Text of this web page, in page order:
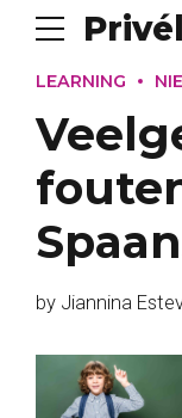
LEARNING
by Jiannina